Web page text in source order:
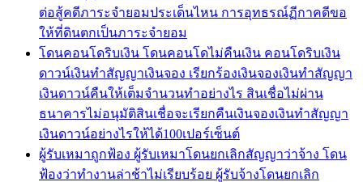
ต่อสู้คดีภาระจำยอมประเด็นไหน การอุทธรณ์ฏีกาคดีขอ
ให้ที่ดินตกเป็นภาระจำยอม
โดนคอนโดริบเงิน โดนคอนโดไม่คืนเงิน คอนโดริบเงิน
ดาวน์เงินทำสัญญาเงินจอง เรียกร้องเงินจองเงินทำสัญญา
เงินดาวน์คืนให้เต็มจำนวนทำอย่างไร สินเชื่อไม่ผ่าน
ธนาคารไม่อนุมัติสินเชื่อจะเรียกคืนเงินจองเงินทำสัญญา
เงินดาวน์อย่างไรให้ได้100เปอร์เซ็นต์
ผู้รับเหมาถูกฟ้อง ผู้รับเหมาโดนยกเลิกสัญญาว่าจ้าง โดน
ฟ้องว่าทำงานล่าช้าไม่เรียบร้อย ผู้รับจ้างโดนยกเลิก